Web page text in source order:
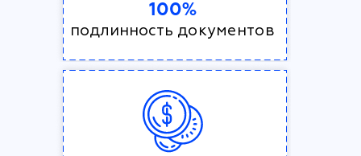
100%
подлинность документов